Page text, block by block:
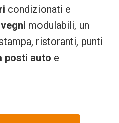
condizionati e
modulabili, un
ristoranti, punti
posti auto e